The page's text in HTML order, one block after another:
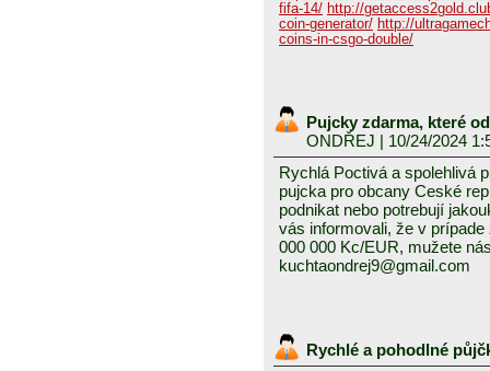
fifa-14/ http://
coin-generator/ http://
coins-in-csgo-double/
Pujcky zdarma, které
ONDŘEJ | 10/24/2024
Rychlá Poctivá a spolehlivá
pujcka pro obcany Ceské
podnikat nebo potrebují
vás informovali, že v
000 000 Kc/EUR, mužete
kuchtaondrej9@gmail.com
Rychlé a pohodlné